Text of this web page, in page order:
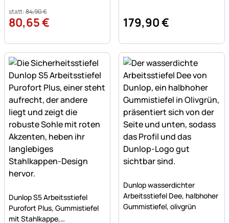
statt:84,90€
80,65€ 179,90€
Noch keine Bewertungen abgegeben
Dunlop S5 Arbeitsstiefel
Purofort Plus, Gummistiefel
mit Stahlkappe,
Dunlop wasserdichter
Arbeitsstiefel Dee, halbhoher
Gummistiefel, olivgrün